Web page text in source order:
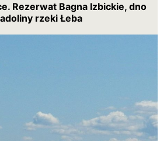
Rezerwat Bagna Izbickie, dno
rzeki Łeba